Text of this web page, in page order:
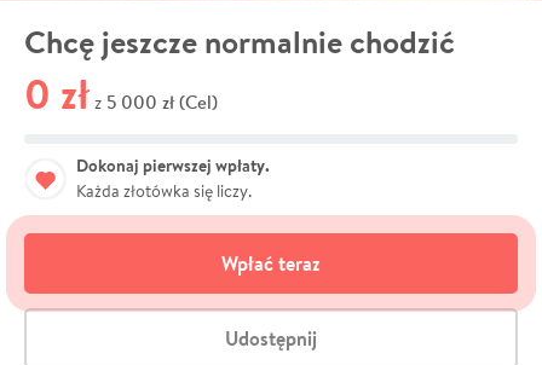
Chcę jeszcze normalnie chodzić
0 zł z 5 000 zł (Cel)
Dokonaj pierwszej wpłaty.
Każda złotówka się liczy.
Wpłać teraz
Udostępnij